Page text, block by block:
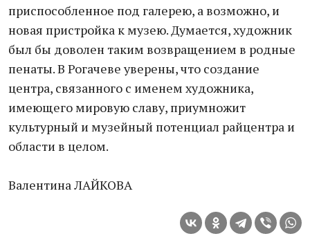
приспособленное под галерею, а возможно, и
новая пристройка к музею. Думается, художник
был бы доволен таким возвращением в родные
пенаты. В Рогачеве уверены, что создание
центра, связанного с именем художника,
имеющего мировую славу, приумножит
культурный и музейный потенциал райцентра и
области в целом.
Валентина ЛАЙКОВА